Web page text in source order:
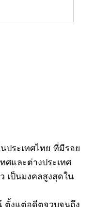
วงการ
ประเทศไทย ที่มีรอย
และต่างประเทศ
เป็นมงคลสูงสุดใน
ตั้งแต่อดีตจวบจนถึง